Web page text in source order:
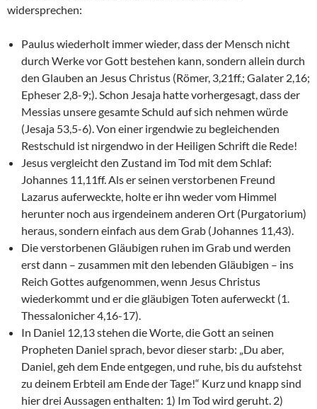
widersprechen:
Paulus wiederholt immer wieder, dass der Mensch nicht
durch Werke vor Gott bestehen kann, sondern allein durch
den Glauben an Jesus Christus (Römer, 3,21ff.; Galater 2,16;
Epheser 2,8-9;). Schon Jesaja hatte vorhergesagt, dass der
Messias unsere gesamte Schuld auf sich nehmen würde
(Jesaja 53,5-6). Von einer irgendwie zu begleichenden
Restschuld ist nirgendwo in der Heiligen Schrift die Rede!
Jesus vergleicht den Zustand im Tod mit dem Schlaf:
Johannes 11,11ff. Als er seinen verstorbenen Freund
Lazarus auferweckte, holte er ihn weder vom Himmel
herunter noch aus irgendeinem anderen Ort (Purgatorium)
heraus, sondern einfach aus dem Grab (Johannes 11,43).
Die verstorbenen Gläubigen ruhen im Grab und werden
erst dann – zusammen mit den lebenden Gläubigen – ins
Reich Gottes aufgenommen, wenn Jesus Christus
wiederkommt und er die gläubigen Toten auferweckt (1.
Thessalonicher 4,16-17).
In Daniel 12,13 stehen die Worte, die Gott an seinen
Propheten Daniel sprach, bevor dieser starb: „Du aber,
Daniel, geh dem Ende entgegen, und ruhe, bis du aufstehst
zu deinem Erbteil am Ende der Tage!“ Kurz und knapp sind
hier drei Aussagen enthalten: 1) Im Tod wird geruht. 2)